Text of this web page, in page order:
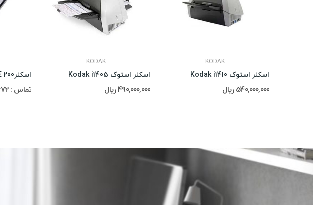
اسکنرCanoScan LiDE 200 استوک
تماس : 02188311672-02188491013
KODAK
اسکنر استوک Kodak i1405
490,000,000 ریال
KODAK
اسکنر استوک Kodak i1410
540,000,000 ریال